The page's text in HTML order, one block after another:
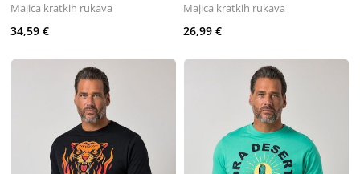
Majica kratkih rukava
34,59 €
Majica kratkih rukava
26,99 €